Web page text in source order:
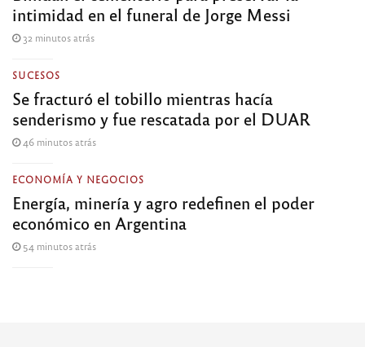
intimidad en el funeral de Jorge Messi
32 minutos atrás
SUCESOS
Se fracturó el tobillo mientras hacía
senderismo y fue rescatada por el DUAR
46 minutos atrás
ECONOMÍA Y NEGOCIOS
Energía, minería y agro redefinen el poder
económico en Argentina
54 minutos atrás